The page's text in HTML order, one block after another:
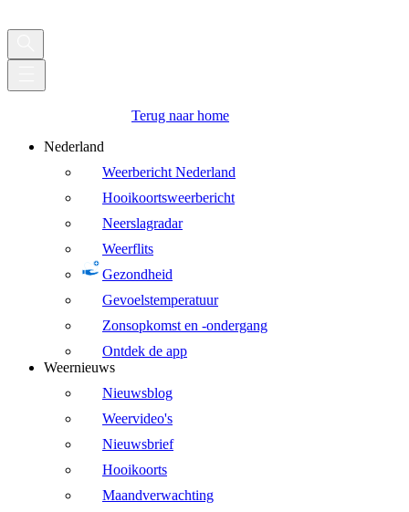
Terug naar home
Nederland
Weerbericht Nederland
Hooikoortsweerbericht
Neerslagradar
Weerflits
Gezondheid
Gevoelstemperatuur
Zonsopkomst en -ondergang
Ontdek de app
Weernieuws
Nieuwsblog
Weervideo's
Nieuwsbrief
Hooikoorts
Maandverwachting